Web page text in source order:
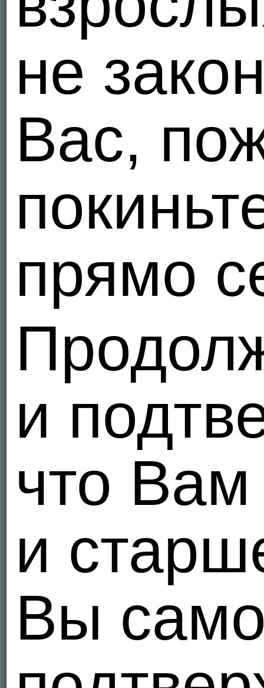
2
1
Всем
не
Вас,
прямо
и
что
и
Вы